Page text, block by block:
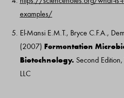
examples/
El-Mansi E.M.T., Bryce C.F.A.,
(2007) Fermentation
Biotechnology. Second
LLC